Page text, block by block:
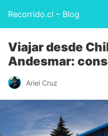
Recorrido.cl – Blog
Viajar desde
Andesmar:
Ariel Cruz